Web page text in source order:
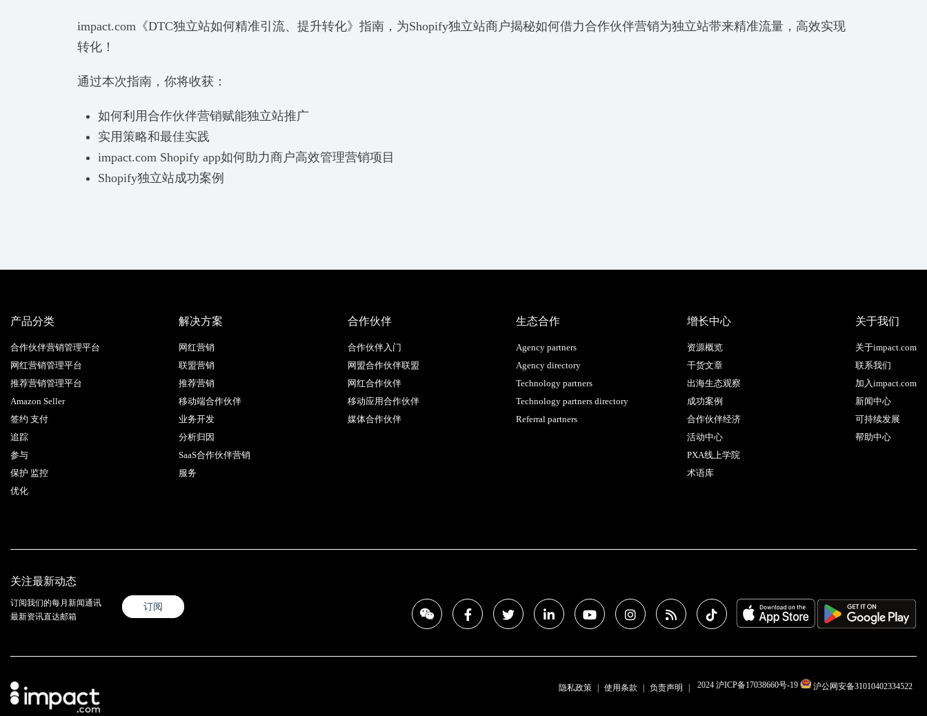
impact.com《DTC独立站如何精准引流、提升转化》指南，为Shopify独立站商户揭秘如何借力合作伙伴营销为独立站带来精准流量，高效实现
转化！
通过本次指南，你将收获：
如何利用合作伙伴营销赋能独立站推广
实用策略和最佳实践
impact.com Shopify app如何助力商户高效管理营销项目
Shopify独立站成功案例
产品分类
合作伙伴营销管理平台
网红营销管理平台
推荐营销管理平台
Amazon Seller
签约 支付
追踪
参与
保护 监控
优化
解决方案
网红营销
联盟营销
推荐营销
移动端合作伙伴
业务开发
分析归因
SaaS合作伙伴营销
服务
合作伙伴
合作伙伴入门
网盟合作伙伴联盟
网红合作伙伴
移动应用合作伙伴
媒体合作伙伴
生态合作
Agency partners
Agency directory
Technology partners
Technology partners directory
Referral partners
增长中心
资源概览
干货文章
出海生态观察
成功案例
合作伙伴经济
活动中心
PXA线上学院
术语库
关于我们
关于impact.com
联系我们
加入impact.com
新闻中心
可持续发展
帮助中心
关注最新动态
订阅我们的每月新闻通讯
最新资讯直达邮箱
订阅
2024 沪ICP备17038660号-19 沪公网安备31010402334522
隐私政策 使用条款 负责声明